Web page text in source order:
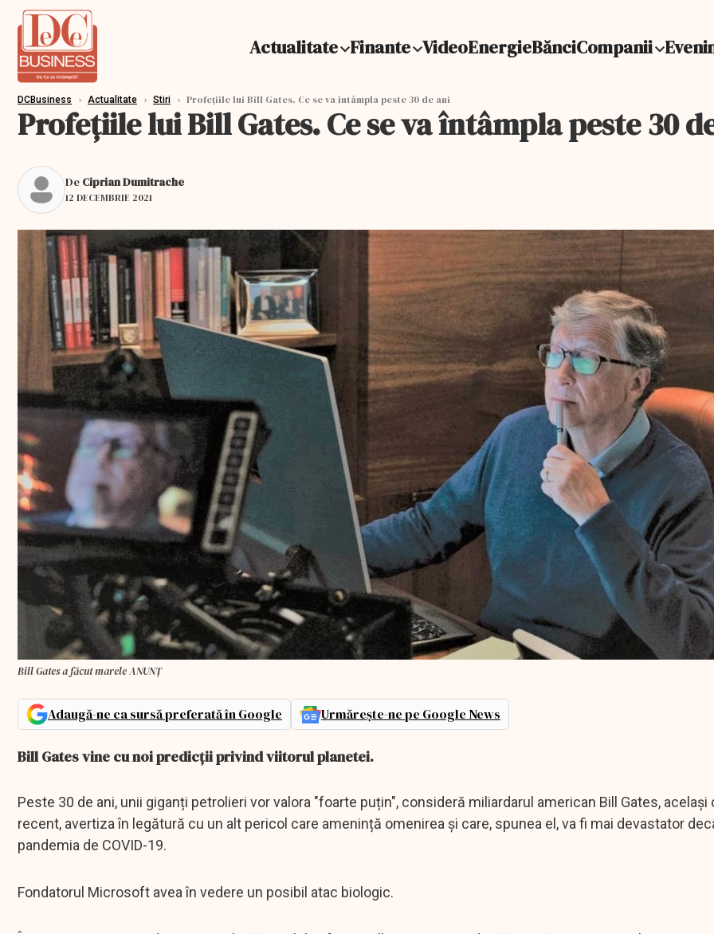
Actualitate Finante VideoEnergieBănciCompanii
DCBusiness › Actualitate › Stiri › Profețiile lui Bill Gates. Ce se va întâmpla peste 30 de ani
Profețiile lui Bill Gates. Ce se va întâmpla peste 30
De Ciprian Dumitrache
12 DECEMBRIE 2021
Bill Gates a făcut marele ANUNȚ
Adaugă-ne ca sursă preferată în Google Urmărește-ne pe Google News
Bill Gates vine cu noi predicții privind viitorul planetei.
Peste 30 de ani, unii giganți petrolieri vor valora "foarte puțin", consideră miliardarul american Bill Gates, același
recent, avertiza în legătură cu un alt pericol care amenință omenirea și care, spunea el, va fi mai devastator
pandemia de COVID-19.
Fondatorul Microsoft avea în vedere un posibil atac biologic.